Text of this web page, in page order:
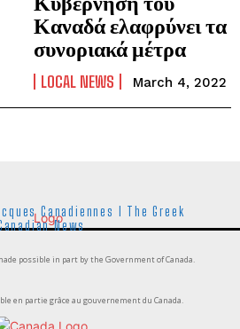
Καναδά ελαφρύνει τα
συνοριακά μέτρα
LOCAL NEWS March 4, 2022
Canadiennes I The Greek
News
possible in part by the Government of Canada.
en partie grâce au gouvernement du Canada.